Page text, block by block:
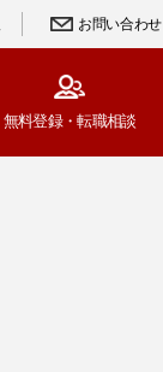
お問い合わせ
無料登録・転職相談